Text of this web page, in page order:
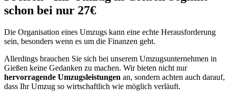
schon bei nur 27€
Die Organisation eines Umzugs kann eine echte Herausforderung
sein, besonders wenn es um die Finanzen geht.
Allerdings brauchen Sie sich bei unserem Umzugsunternehmen in
Gießen keine Gedanken zu machen. Wir bieten nicht nur
hervorragende Umzugsleistungen an, sondern achten auch darauf,
dass Ihr Umzug so wirtschaftlich wie möglich verläuft.